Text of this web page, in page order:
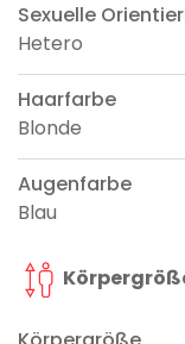
Sexuelle
Hetero
Haarfarbe
Blonde
Augenfarbe
Blau